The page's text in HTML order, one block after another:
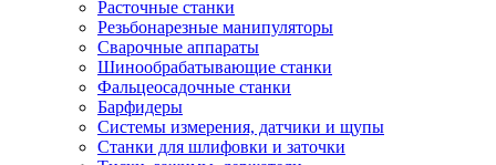
Расточные станки
Резьбонарезные манипуляторы
Сварочные аппараты
Шинообрабатывающие станки
Фальцеосадочные станки
Барфидеры
Системы измерения, датчики и щупы
Станки для шлифовки и заточки